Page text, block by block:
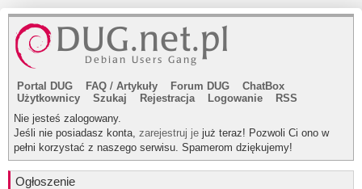
Portal DUG FAQ / Artykuły Forum DUG
ChatBox
Użytkownicy
Szukaj Rejestracja Logowanie
RSS
Nie jesteś zalogowany.
Jeśli nie posiadasz konta, zarejestruj je już teraz! Pozwoli Ci ono w
pełni korzystać z naszego serwisu. Spamerom dziękujemy!
Ogłoszenie